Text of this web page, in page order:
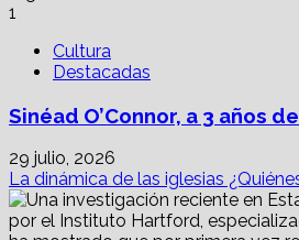
en
Monterrey
1
Cultura
Destacadas
Sinéad O’Connor, a 3 años
29 julio, 2026
La dinámica de las iglesias